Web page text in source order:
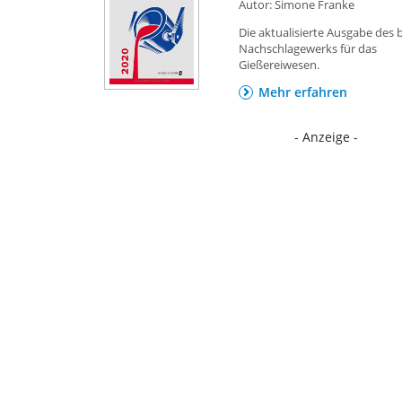
Autor: Simone Franke
Die aktualisierte Ausgabe des
Nachschlagewerks für das
Gießereiwesen.
Mehr erfahren
- Anzeige -